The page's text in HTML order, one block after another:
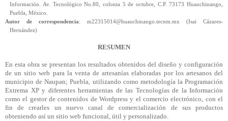
Información. Av. Tecnológico No.80, colonia 5 de octubre, C.P. 73173 Huauchinango,
Puebla, México.
Autor de correspondencia: m22315014@huauchinango.tecnm.mx (Isai Cázares-
Hernández)
RESUMEN
En esta obra se presentan los resultados obtenidos del diseño y configuración
de un sitio web para la venta de artesanías elaboradas por los artesanos del
municipio de Naupan; Puebla, utilizando como metodología la Programación
Extrema XP y diferentes herramientas de las Tecnologías de la Información
como el gestor de contenidos de Wordpress y el comercio electrónico, con el
fin de crearles un nuevo canal de comercialización de sus productos
obteniendo así un sitio web funcional, útil y personalizado.